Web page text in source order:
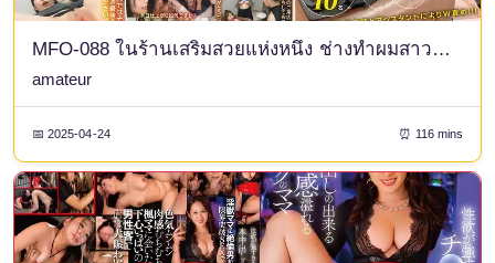
MFO-088 ในร้านเสริมสวยแห่งหนึ่ง ช่างทำผมสาวและผู้ช่วยช่วยตัวเองให้ฉัน ฉันรู้สึกสดชื่นมากทั้งศีรษะและเป้า [สตรีมเฉพาะเล่มที่ 02]
amateur
📅 2025-04-24 ⏰ 116 mins